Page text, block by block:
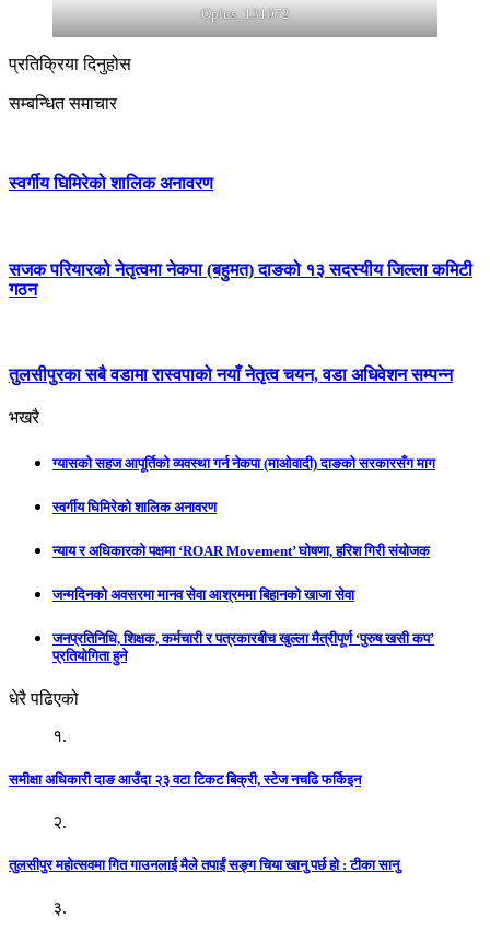
Oplus_131072
प्रतिक्रिया दिनुहोस
सम्बन्धित समाचार
स्वर्गीय घिमिरेको शालिक अनावरण
सजक परियारको नेतृत्वमा नेकपा (बहुमत) दाङको १३ सदस्यीय जिल्ला कमिटी
गठन
तुलसीपुरका सबै वडामा रास्वपाको नयाँ नेतृत्व चयन, वडा अधिवेशन सम्पन्न
भखरै
ग्यासको सहज आपूर्तिको व्यवस्था गर्न नेकपा (माओवादी) दाङको सरकारसँग माग
स्वर्गीय घिमिरेको शालिक अनावरण
न्याय र अधिकारको पक्षमा ‘ROAR Movement’ घोषणा, हरिश गिरी संयोजक
जन्मदिनको अवसरमा मानव सेवा आश्रममा बिहानको खाजा सेवा
जनप्रतिनिधि, शिक्षक, कर्मचारी र पत्रकारबीच खुल्ला मैत्रीपूर्ण ‘पुरुष खसी कप’
प्रतियोगिता हुने
धेरै पढिएको
१.
समीक्षा अधिकारी दाङ आउँदा २३ वटा टिकट बिक्री, स्टेज नचढि फर्किइन
२.
तुलसीपुर महोत्सवमा गित गाउनलाई मैले तपाईं सङ्ग चिया खानु पर्छ हो : टीका सानु
३.